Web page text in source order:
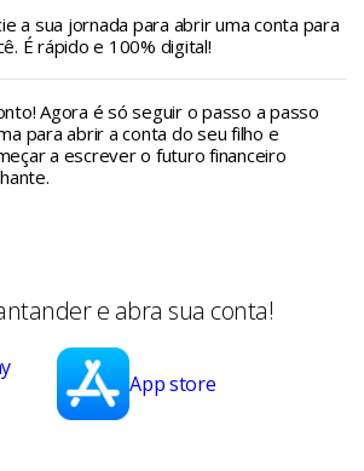
a sua jornada para abrir uma conta para
É rápido e 100% digital!
Agora é só seguir o passo a passo
para abrir a conta do seu filho e
a escrever o futuro financeiro
e abra sua conta!
App store